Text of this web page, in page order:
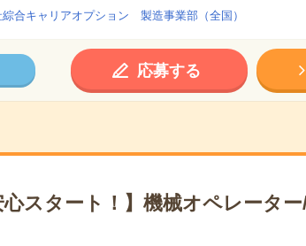
合キャリアオプション 製造事業部（全国）
応募する
心スタート！】機械オペレータ